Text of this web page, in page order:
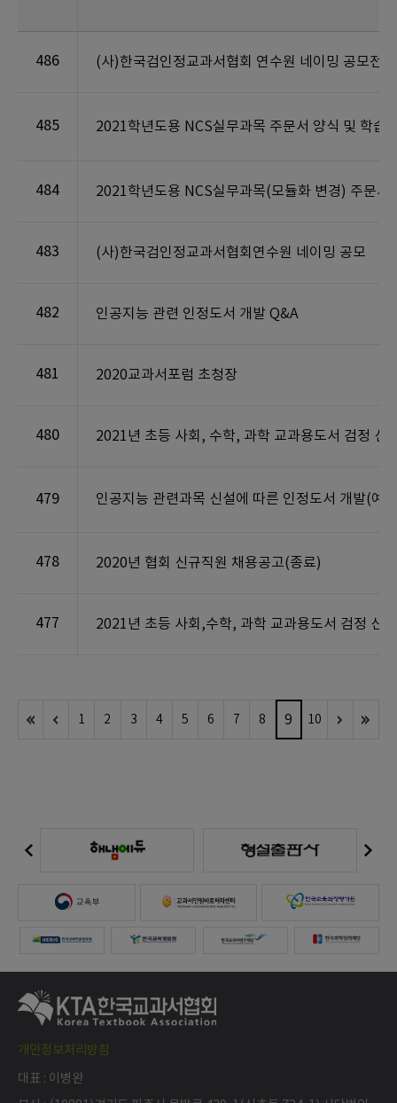
486 (사)한국검인정교과서협회 연수원 네이밍 공모전
485 2021학년도용 NCS실무과목 주문서 양식 및 학습
484 2021학년도용 NCS실무과목(모듈화 변경) 주문서
483 (사)한국검인정교과서협회연수원 네이밍 공모
482 인공지능 관련 인정도서 개발 Q&A
481 2020교과서포럼 초청장
480 2021년 초등 사회, 수학, 과학 교과용도서 검정 신
479 인공지능 관련과목 신설에 따른 인정도서 개발(예
478 2020년 협회 신규직원 채용공고(종료)
477 2021년 초등 사회,수학, 과학 교과용도서 검정 신
1 2 3 4 5 6 7 8 9 10
개인정보처리방침
대표 : 이병완